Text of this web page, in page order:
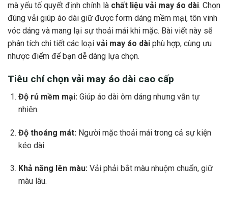
mà yếu tố quyết định chính là chất liệu vải may áo dài. Chọn
đúng vải giúp áo dài giữ được form dáng mềm mại, tôn vinh
vóc dáng và mang lại sự thoải mái khi mặc. Bài viết này sẽ
phân tích chi tiết các loại vải may áo dài phù hợp, cùng ưu
nhược điểm để bạn dễ dàng lựa chọn.
Tiêu chí chọn vải may áo dài cao cấp
Độ rủ mềm mại: Giúp áo dài ôm dáng nhưng vẫn tự
nhiên.
Độ thoáng mát: Người mặc thoải mái trong cả sự kiện
kéo dài.
Khả năng lên màu:Vải phải bắt màu nhuộm chuẩn, giữ
màu lâu.